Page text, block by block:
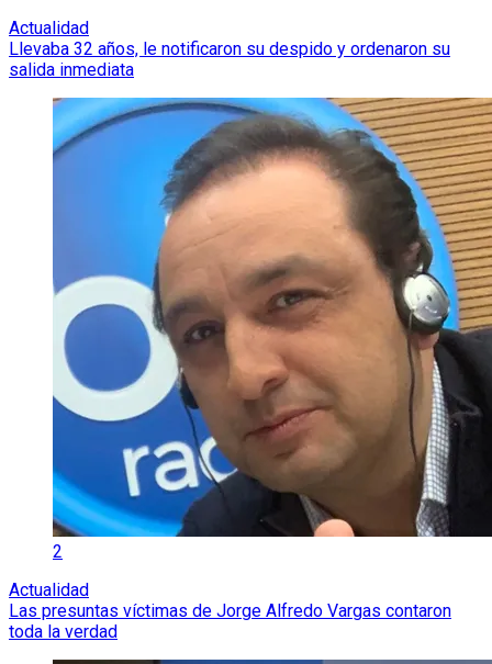
Actualidad
Llevaba 32 años, le notificaron su despido y ordenaron su
salida inmediata
2
Actualidad
Las presuntas víctimas de Jorge Alfredo Vargas contaron
toda la verdad